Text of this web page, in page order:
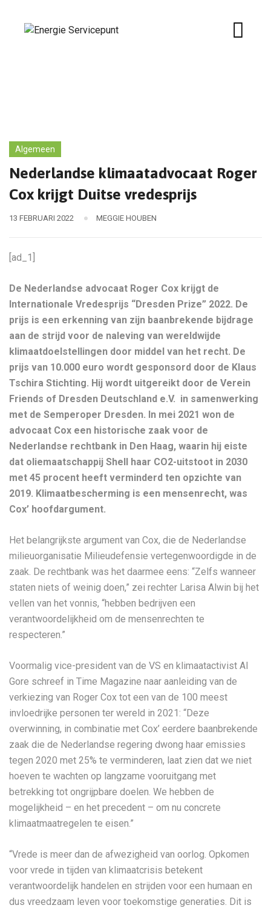
content
Algemeen
Nederlandse klimaatadvocaat Roger
Cox krijgt Duitse vredesprijs
13 FEBRUARI 2022 MEGGIE HOUBEN
[ad_1]
De Nederlandse advocaat Roger Cox krijgt de
Internationale Vredesprijs “Dresden Prize” 2022. De
prijs is een erkenning van zijn baanbrekende bijdrage
aan de strijd voor de naleving van wereldwijde
klimaatdoelstellingen door middel van het recht. De
prijs van 10.000 euro wordt gesponsord door de Klaus
Tschira Stichting. Hij wordt uitgereikt door de Verein
Friends of Dresden Deutschland e.V. in samenwerking
met de Semperoper Dresden. In mei 2021 won de
advocaat Cox een historische zaak voor de
Nederlandse rechtbank in Den Haag, waarin hij eiste
dat oliemaatschappij Shell haar CO2-uitstoot in 2030
met 45 procent heeft verminderd ten opzichte van
2019. Klimaatbescherming is een mensenrecht, was
Cox’ hoofdargument.
Het belangrijkste argument van Cox, die de Nederlandse
milieuorganisatie Milieudefensie vertegenwoordigde in de
zaak. De rechtbank was het daarmee eens: “Zelfs wanneer
staten niets of weinig doen,” zei rechter Larisa Alwin bij het
vellen van het vonnis, “hebben bedrijven een
verantwoordelijkheid om de mensenrechten te
respecteren.”
Voormalig vice-president van de VS en klimaatactivist Al
Gore schreef in Time Magazine naar aanleiding van de
verkiezing van Roger Cox tot een van de 100 meest
invloedrijke personen ter wereld in 2021: “Deze
overwinning, in combinatie met Cox’ eerdere baanbrekende
zaak die de Nederlandse regering dwong haar emissies
tegen 2020 met 25% te verminderen, laat zien dat we niet
hoeven te wachten op langzame vooruitgang met
betrekking tot ongrijpbare doelen. We hebben de
mogelijkheid – en het precedent – om nu concrete
klimaatmaatregelen te eisen.”
“Vrede is meer dan de afwezigheid van oorlog. Opkomen
voor vrede in tijden van klimaatcrisis betekent
verantwoordelijk handelen en strijden voor een humaan en
dus vreedzaam leven voor toekomstige generaties. Dit is